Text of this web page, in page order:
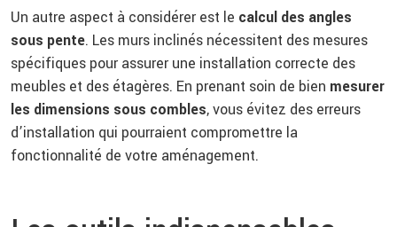
Un autre aspect à considérer est le calcul des angles
sous pente. Les murs inclinés nécessitent des mesures
spécifiques pour assurer une installation correcte des
meubles et des étagères. En prenant soin de bien mesurer
les dimensions sous combles, vous évitez des erreurs
d’installation qui pourraient compromettre la
fonctionnalité de votre aménagement.